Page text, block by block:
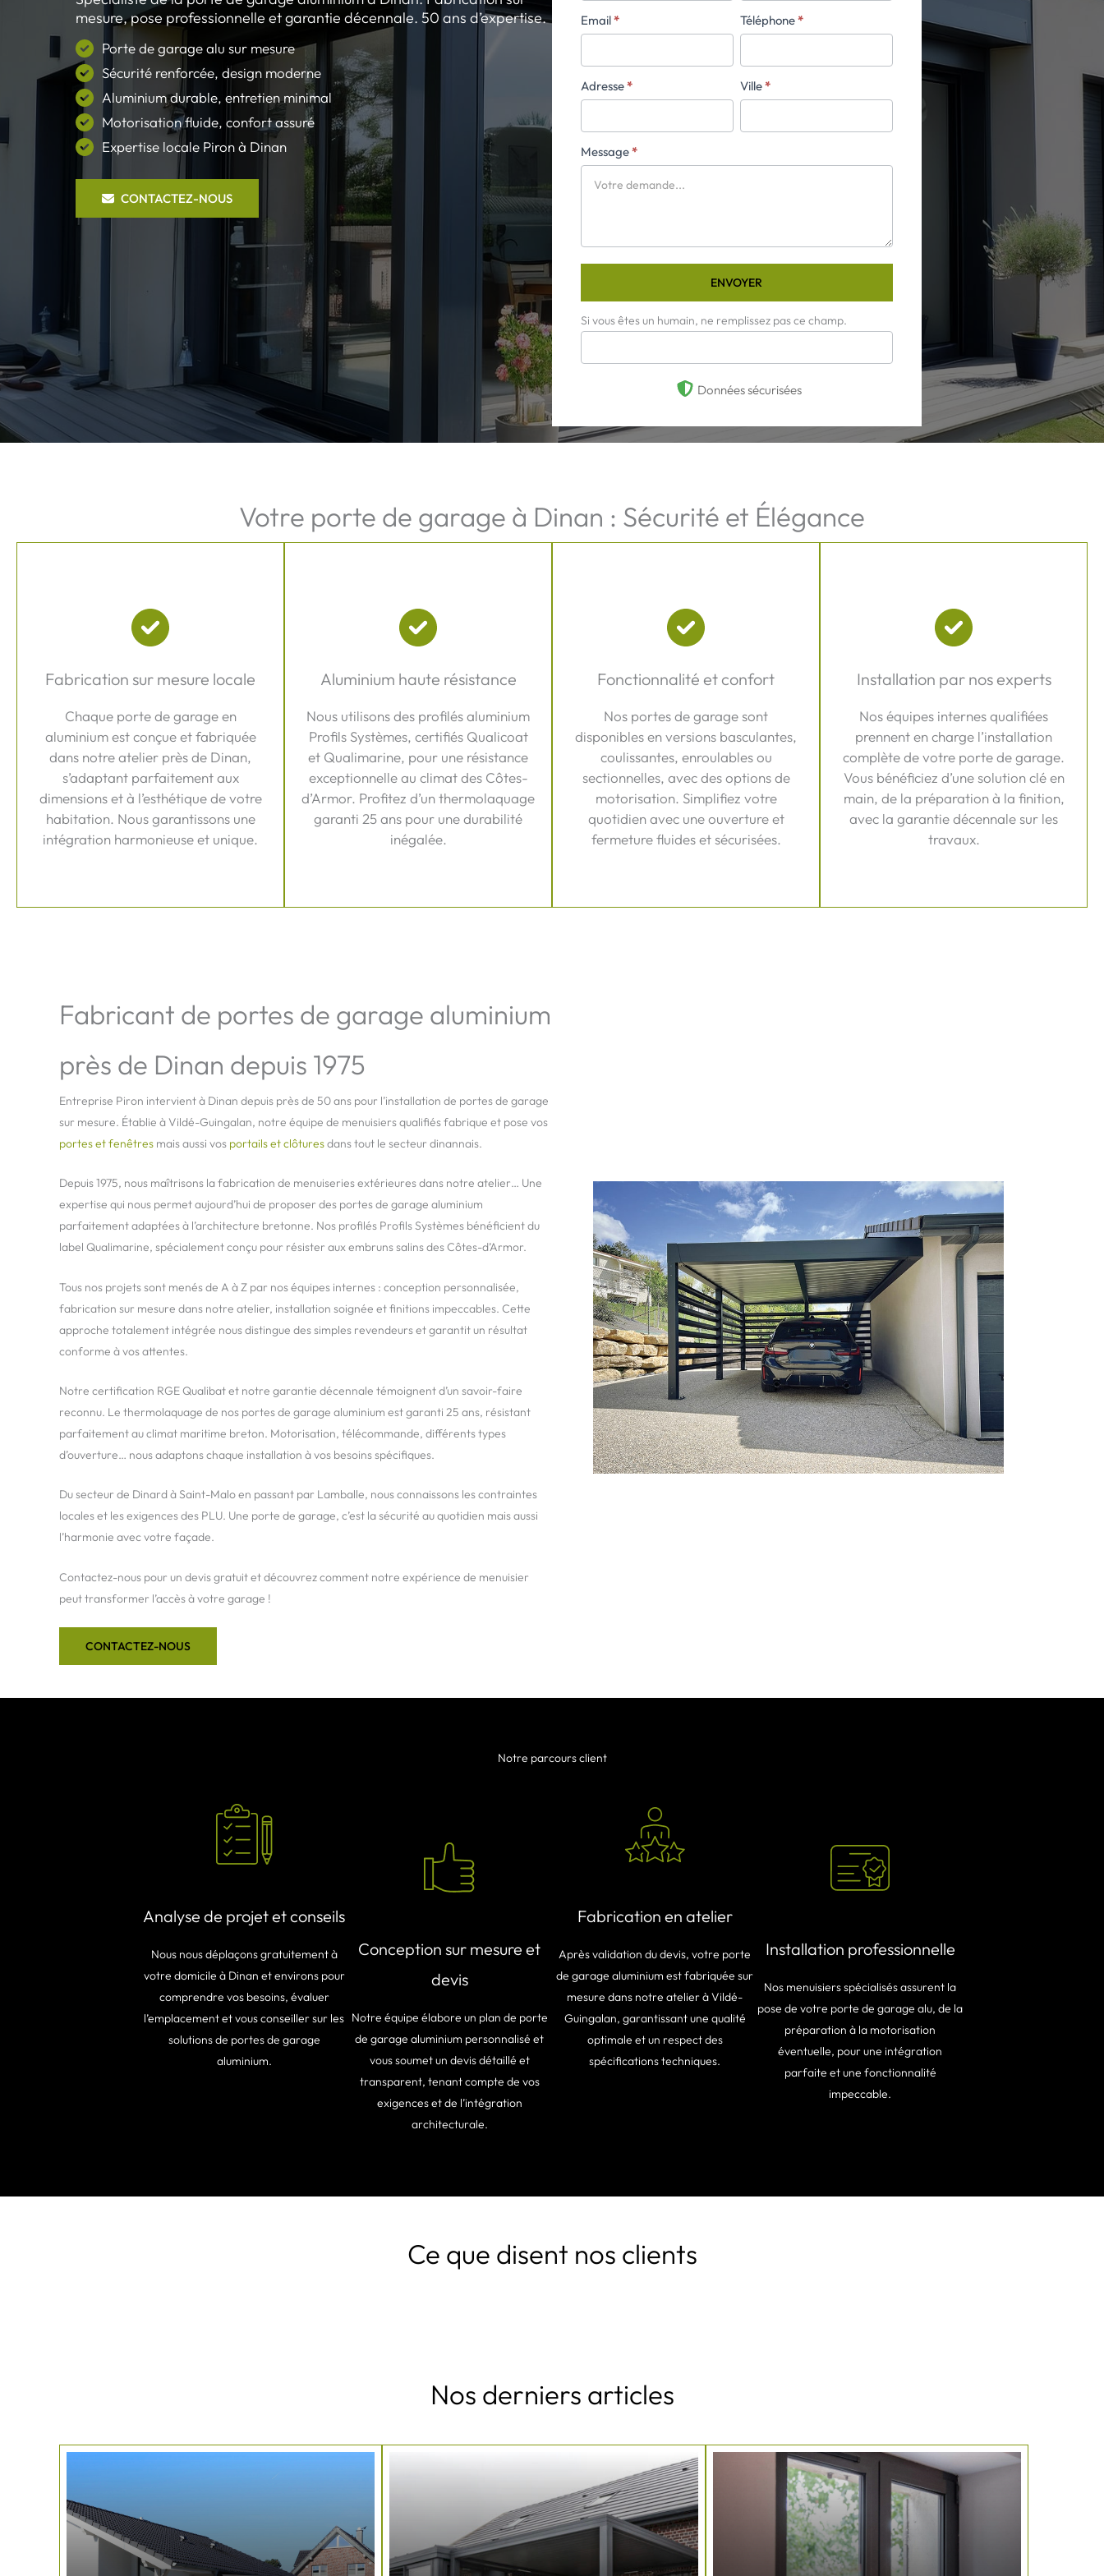
mesure, pose professionnelle et garantie décennale. 50 ans d’expertise.
Porte de garage alu sur mesure
Sécurité renforcée, design moderne
Aluminium durable, entretien minimal
Motorisation fluide, confort assuré
Expertise locale Piron à Dinan
CONTACTEZ-NOUS
Email* Téléphone*
Adresse* Ville*
Message*
ENVOYER
Si vous êtes un humain, ne remplissez pas ce champ.
Données sécurisées
Votre porte de garage à Dinan : Sécurité et Élégance
Fabrication sur mesure locale
Chaque porte de garage en
aluminium est conçue et fabriquée
dans notre atelier près de Dinan,
s’adaptant parfaitement aux
dimensions et à l’esthétique de votre
habitation. Nous garantissons une
intégration harmonieuse et unique.
Aluminium haute résistance
Nous utilisons des profilés aluminium
Profils Systèmes, certifiés Qualicoat
et Qualimarine, pour une résistance
exceptionnelle au climat des Côtes-
d’Armor. Profitez d’un thermolaquage
garanti 25 ans pour une durabilité
inégalée.
Fonctionnalité et confort
Nos portes de garage sont
disponibles en versions basculantes,
coulissantes, enroulables ou
sectionnelles, avec des options de
motorisation. Simplifiez votre
quotidien avec une ouverture et
fermeture fluides et sécurisées.
Installation par nos experts
Nos équipes internes qualifiées
prennent en charge l’installation
complète de votre porte de garage.
Vous bénéficiez d’une solution clé en
main, de la préparation à la finition,
avec la garantie décennale sur les
travaux.
Fabricant de portes de garage aluminium
près de Dinan depuis 1975
Entreprise Piron intervient à Dinan depuis près de 50 ans pour l’installation de portes de garage
sur mesure. Établie à Vildé-Guingalan, notre équipe de menuisiers qualifiés fabrique et pose vos
portes et fenêtres mais aussi vos portails et clôturesdans tout le secteur dinannais.
Depuis 1975, nous maîtrisons la fabrication de menuiseries extérieures dans notre atelier… Une
expertise qui nous permet aujourd’hui de proposer des portes de garage aluminium
parfaitement adaptées à l’architecture bretonne. Nos profilés Profils Systèmes bénéficient du
label Qualimarine, spécialement conçu pour résister aux embruns salins des Côtes-d’Armor.
Tous nos projets sont menés de A à Z par nos équipes internes : conception personnalisée,
fabrication sur mesure dans notre atelier, installation soignée et finitions impeccables. Cette
approche totalement intégrée nous distingue des simples revendeurs et garantit un résultat
conforme à vos attentes.
Notre certification RGE Qualibat et notre garantie décennale témoignent d’un savoir-faire
reconnu. Le thermolaquage de nos portes de garage aluminium est garanti 25 ans, résistant
parfaitement au climat maritime breton. Motorisation, télécommande, différents types
d’ouverture… nous adaptons chaque installation à vos besoins spécifiques.
Du secteur de Dinard à Saint-Malo en passant par Lamballe, nous connaissons les contraintes
locales et les exigences des PLU. Une porte de garage, c’est la sécurité au quotidien mais aussi
l’harmonie avec votre façade.
Contactez-nous pour un devis gratuit et découvrez comment notre expérience de menuisier
peut transformer l’accès à votre garage !
CONTACTEZ-NOUS
Notre parcours client
Analyse de projet et conseils
Nous nous déplaçons gratuitement à
votre domicile à Dinan et environs pour
comprendre vos besoins, évaluer
l’emplacement et vous conseiller sur les
solutions de portes de garage
aluminium.
Conception sur mesure et
devis
Notre équipe élabore un plan de porte
de garage aluminium personnalisé et
vous soumet un devis détaillé et
transparent, tenant compte de vos
exigences et de l’intégration
architecturale.
Fabrication en atelier
Après validation du devis, votre porte
de garage aluminium est fabriquée sur
mesure dans notre atelier à Vildé-
Guingalan, garantissant une qualité
optimale et un respect des
spécifications techniques.
Installation professionnelle
Nos menuisiers spécialisés assurent la
pose de votre porte de garage alu, de la
préparation à la motorisation
éventuelle, pour une intégration
parfaite et une fonctionnalité
impeccable.
Ce que disent nos clients
Nos derniers articles